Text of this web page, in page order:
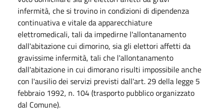
infermità, che si trovino in condizioni di dipendenza
continuativa e vitale da apparecchiature
elettromedicali, tali da impedirne l'allontanamento
dall'abitazione cui dimorino, sia gli elettori affetti da
gravissime infermità, tali che l'allontanamento
dall'abitazione in cui dimorano risulti impossibile anche
con l'ausilio dei servizi previsti dall'art. 29 della legge 5
febbraio 1992, n. 104 (trasporto pubblico organizzato
dal Comune).